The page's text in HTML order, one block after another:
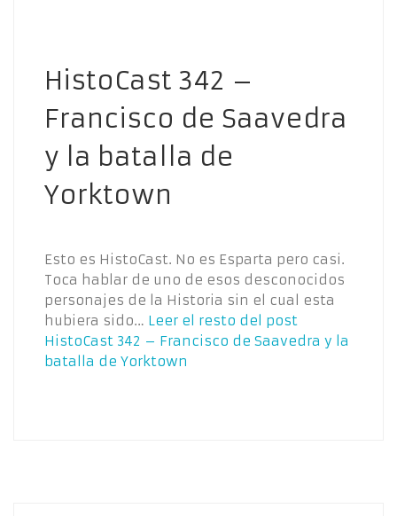
HistoCast 342 –
Francisco de Saavedra
y la batalla de
Yorktown
Esto es HistoCast. No es Esparta pero casi.
Toca hablar de uno de esos desconocidos
personajes de la Historia sin el cual esta
hubiera sido… Leer el resto del post
HistoCast 342 – Francisco de Saavedra y la
batalla de Yorktown